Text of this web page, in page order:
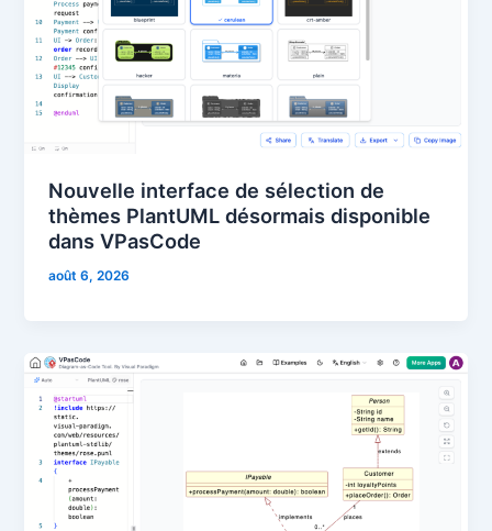
Nouvelle interface de sélection de
thèmes PlantUML désormais disponible
dans VPasCode
août 6, 2026